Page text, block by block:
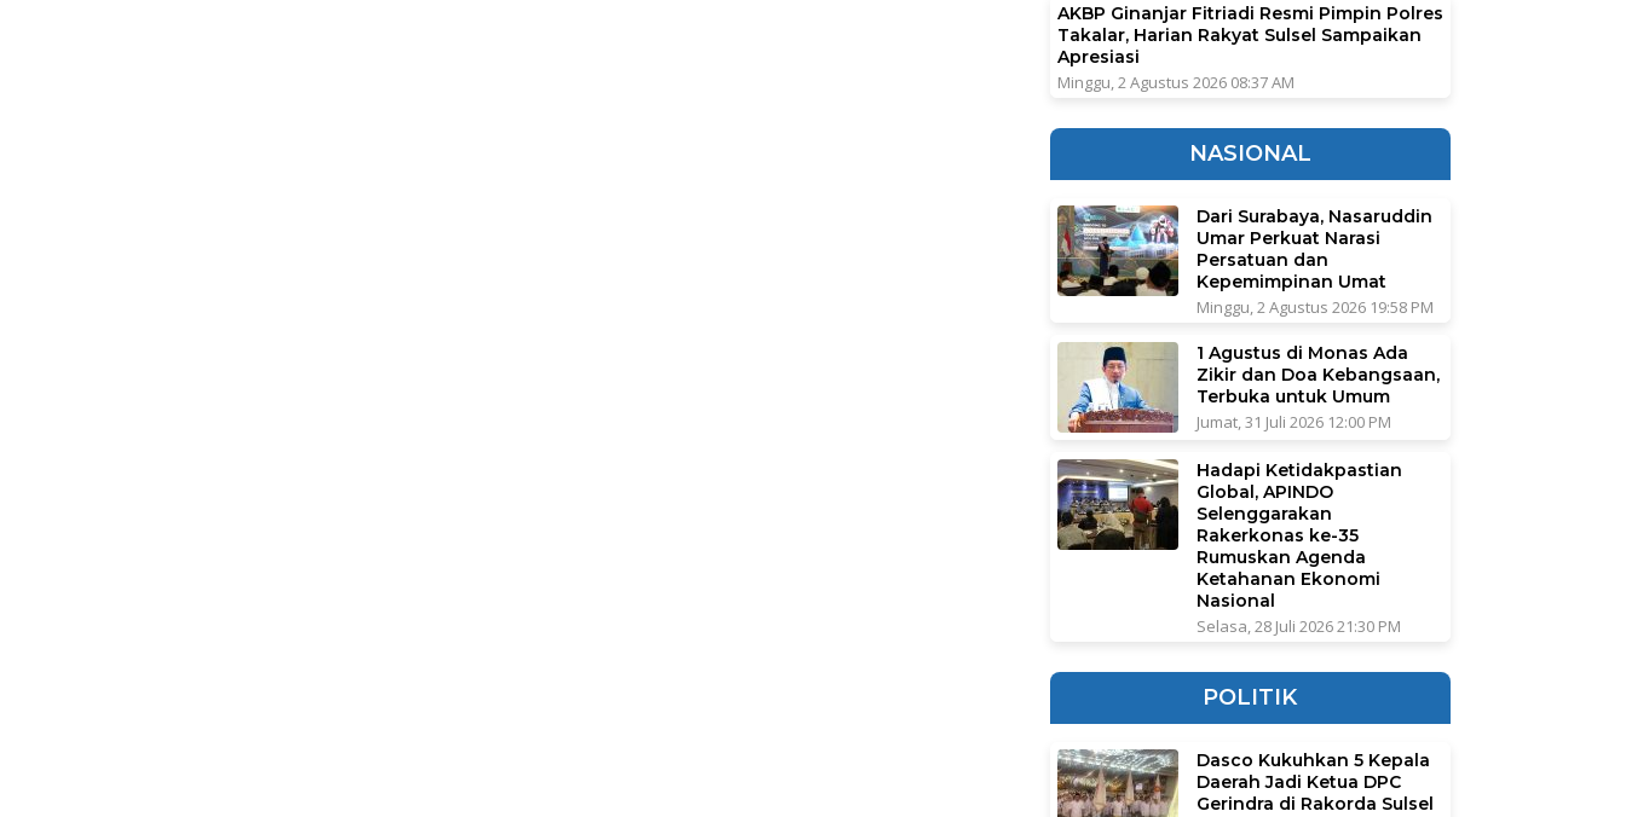
AKBP Ginanjar Fitriadi Resmi Pimpin Polres
Takalar, Harian Rakyat Sulsel Sampaikan
Apresiasi
Minggu, 2 Agustus 2026 08:37 AM
NASIONAL
Dari Surabaya, Nasaruddin
Umar Perkuat Narasi
Persatuan dan
Kepemimpinan Umat
Minggu, 2 Agustus 2026 19:58 PM
1 Agustus di Monas Ada
Zikir dan Doa Kebangsaan,
Terbuka untuk Umum
Jumat, 31 Juli 2026 12:00 PM
Hadapi Ketidakpastian
Global, APINDO
Selenggarakan
Rakerkonas ke-35
Rumuskan Agenda
Ketahanan Ekonomi
Nasional
Selasa, 28 Juli 2026 21:30 PM
POLITIK
Dasco Kukuhkan 5 Kepala
Daerah Jadi Ketua DPC
Gerindra di Rakorda Sulsel